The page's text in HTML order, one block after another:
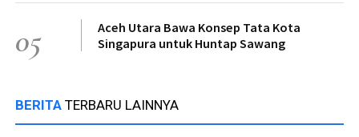
05
Aceh Utara Bawa Konsep Tata Kota
Singapura untuk Huntap Sawang
BERITA TERBARU LAINNYA